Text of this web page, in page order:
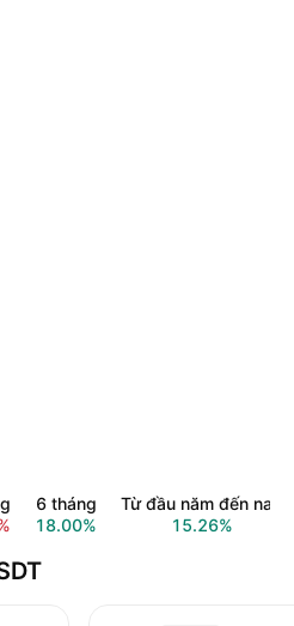
6 tháng
18.00%
Từ đầu năm đến nay
15.26%